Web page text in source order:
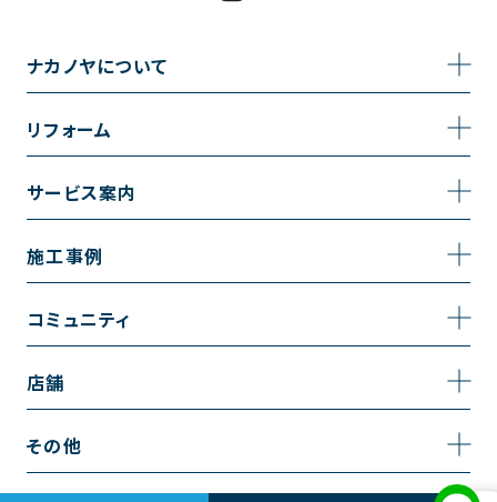
ナカノヤについて
事業内容
採用情報
リフォーム
トイレのリフォーム
キッチンのリフォーム
リノベーション
内装のリフォーム
水回りのリフォーム
サービス案内
サービスの流れ
施工事例
施工事例一覧
お風呂の施工事例
コミュニティ
コミュニティ
お知らせ
店舗
越谷店
その他